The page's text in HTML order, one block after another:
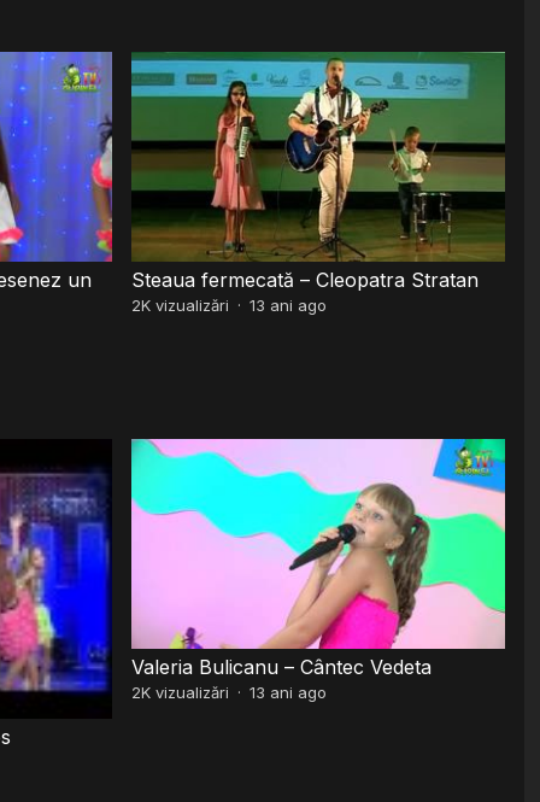
un Steaua fermecată – Cleopatra Stratan
2K vizualizări · 13 ani ago
Valeria Bulicanu – Cântec Vedeta
2K vizualizări · 13 ani ago